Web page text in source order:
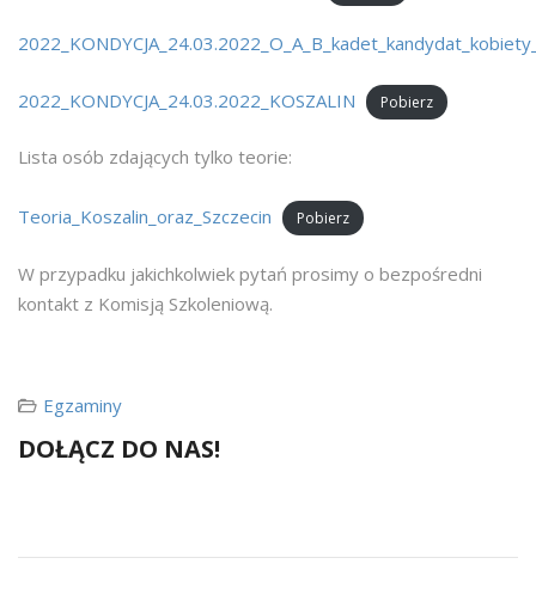
2022_KONDYCJA_24.03.2022_KOSZALIN Pobierz
Lista osób zdających tylko teorie:
Teoria_Koszalin_oraz_Szczecin Pobierz
W przypadku jakichkolwiek pytań prosimy o bezpośredni
kontakt z Komisją Szkoleniową.
Egzaminy
DOŁĄCZ DO NAS!